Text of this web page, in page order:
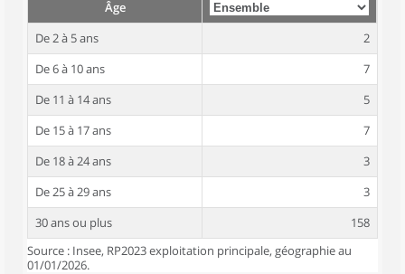
Âge
De 2 à 5 ans
2
De 6 à 10 ans
7
De 11 à 14 ans
5
De 15 à 17 ans
7
De 18 à 24 ans
3
De 25 à 29 ans
3
30 ans ou plus
158
Source : Insee, RP2023 exploitation principale, géographie au
01/01/2026.